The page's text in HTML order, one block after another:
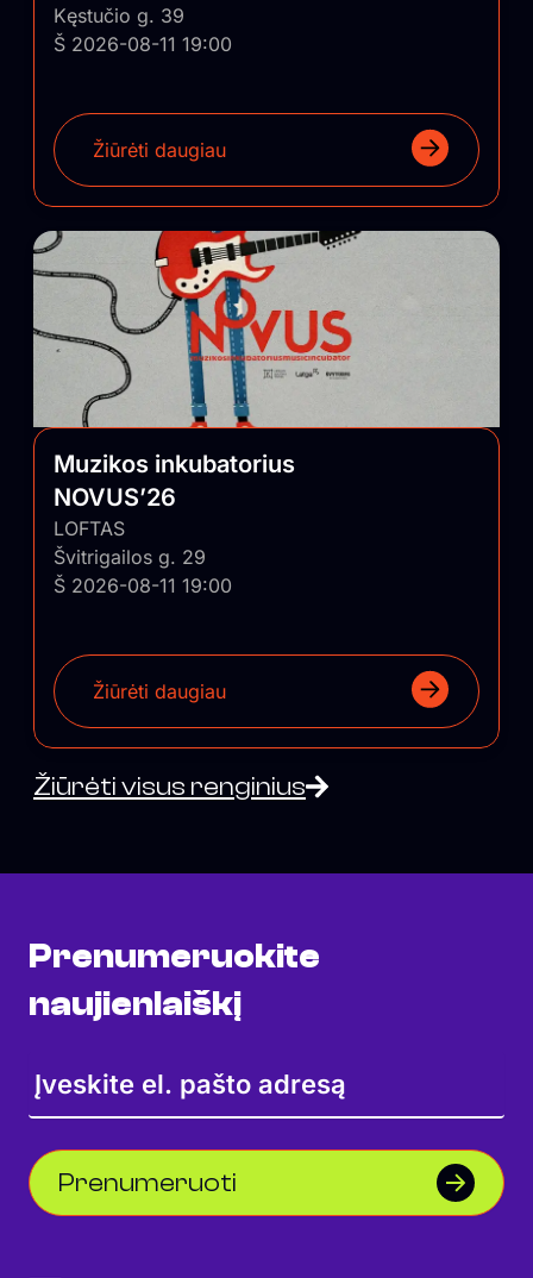
Kęstučio g. 39
Š 2026-08-11 19:00
Žiūrėti daugiau
Muzikos inkubatorius
NOVUS’26
LOFTAS
Švitrigailos g. 29
Š 2026-08-11 19:00
Žiūrėti daugiau
Žiūrėti visus renginius
Prenumeruokite
naujienlaiškį
Prenumeruoti